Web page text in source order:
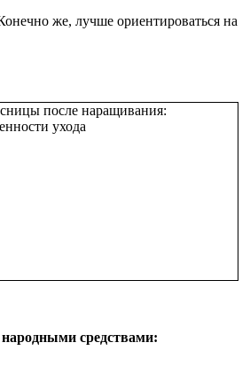
же, лучше ориентироваться на
средствами: